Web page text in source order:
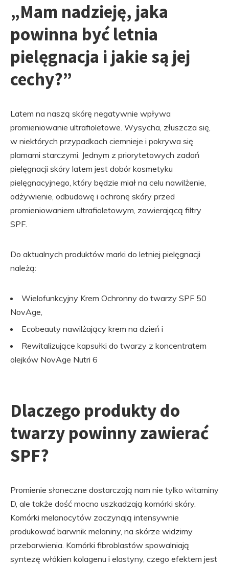
„Mam nadzieję, jaka
powinna być letnia
pielęgnacja i jakie są jej
cechy?”
Latem na naszą skórę negatywnie wpływa
promieniowanie ultrafioletowe. Wysycha, złuszcza się,
w niektórych przypadkach ciemnieje i pokrywa się
plamami starczymi. Jednym z priorytetowych zadań
pielęgnacji skóry latem jest dobór kosmetyku
pielęgnacyjnego, który będzie miał na celu nawilżenie,
odżywienie, odbudowę i ochronę skóry przed
promieniowaniem ultrafioletowym, zawierającą filtry
SPF.
Do aktualnych produktów marki do letniej pielęgnacji
należą:
Wielofunkcyjny Krem Ochronny do twarzy SPF 50
NovAge,
Ecobeauty nawilżający krem ​​na dzień i
Rewitalizujące kapsułki do twarzy z koncentratem
olejków NovAge Nutri 6
Dlaczego produkty do
twarzy powinny zawierać
SPF?
Promienie słoneczne dostarczają nam nie tylko witaminy
D, ale także dość mocno uszkadzają komórki skóry.
Komórki melanocytów zaczynają intensywnie
produkować barwnik melaniny, na skórze widzimy
przebarwienia. Komórki fibroblastów spowalniają
syntezę włókien kolagenu i elastyny, czego efektem jest